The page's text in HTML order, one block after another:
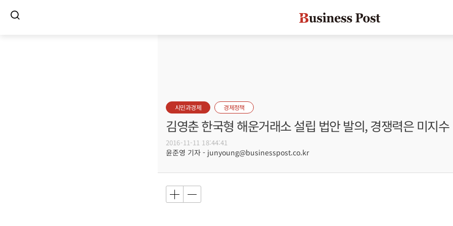
시민과경제 경제정책
김영춘 한국형 해운거래소 설립 법안 발의, 경쟁력은 미지수
2016-11-11 18:44:41
윤준영 기자 - junyoung@businesspost.co.kr